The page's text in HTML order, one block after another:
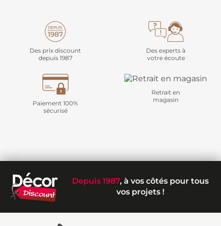
Des prix discount
depuis 1987
Des experts à
votre écoute
Paiement 100%
sécurisé
Retrait en
magasin
Depuis 1987, à vos côtés pour tous
vos projets !